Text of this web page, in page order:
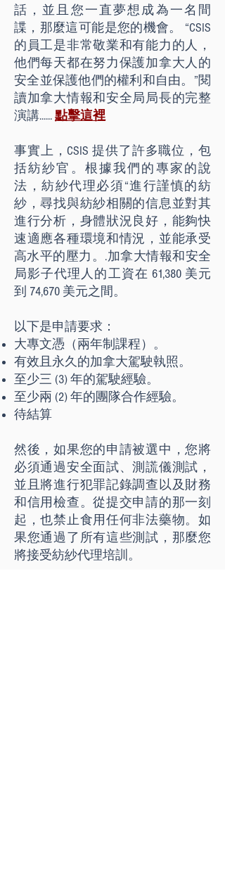
話，並且您一直夢想成為一名間
諜，那麼這可能是您的機會。 “CSIS
的員工是非常敬業和有能力的人，
他們每天都在努力保護加拿大人的
安全並保護他們的權利和自由。”閱
讀加拿大情報和安全局局長的完整
演講......點擊這裡
事實上，CSIS 提供了許多職位，包
括紡紗官。根據我們的專家的說
法，紡紗代理必須“進行謹慎的紡
紗，尋找與紡紗相關的信息並對其
進行分析，身體狀況良好，能夠快
速適應各種環境和情況，並能承受
高水平的壓力。.加拿大情報和安全
局影子代理人的工資在 61,380 美元
到 74,670 美元之間。
以下是申請要求：
大專文憑（兩年制課程）。
有效且永久的加拿大駕駛執照。
至少三 (3) 年的駕駛經驗。
至少兩 (2) 年的團隊合作經驗。
待結算
然後，如果您的申請被選中，您將
必須通過安全面試、測謊儀測試，
並且將進行犯罪記錄調查以及財務
和信用檢查。從提交申請的那一刻
起，也禁止食用任何非法藥物。如
果您通過了所有這些測試，那麼您
將接受紡紗代理培訓。